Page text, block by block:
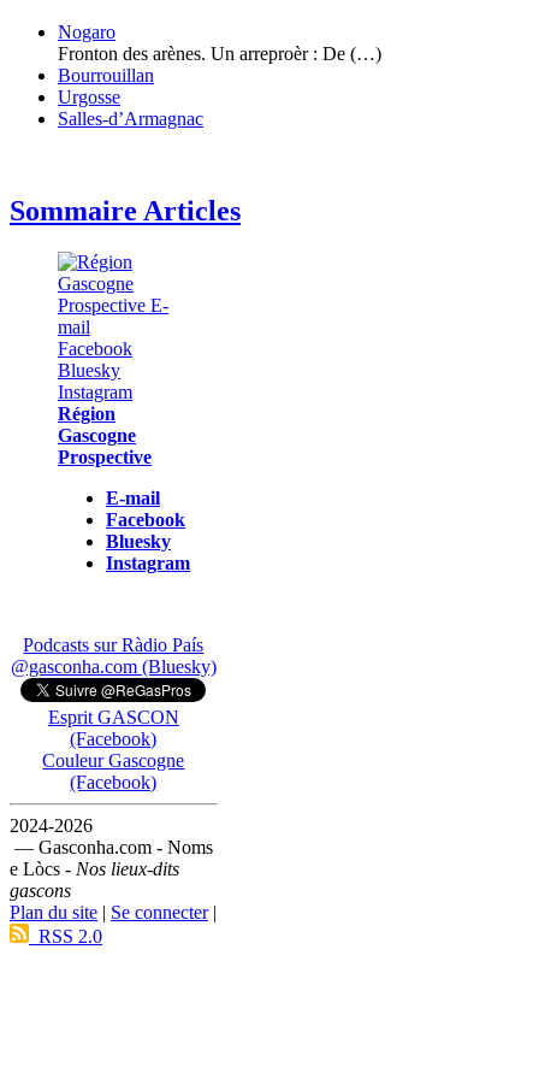
Nogaro
Fronton des arènes. Un arreproèr : De (…)
Bourrouillan
Urgosse
Salles-d’Armagnac
Sommaire Articles
Région
Gascogne
Prospective
E-mail
Facebook
Bluesky
Instagram
Podcasts sur Ràdio País
@gasconha.com (Bluesky)
Esprit GASCON
(Facebook)
Couleur Gascogne
(Facebook)
2024-2026
— Gasconha.com - Noms
e Lòcs - Nos lieux-dits
gascons
Plan du site | Se connecter|
RSS 2.0